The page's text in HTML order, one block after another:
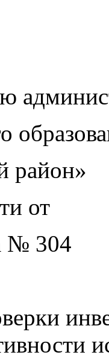
район»
от
№ 304